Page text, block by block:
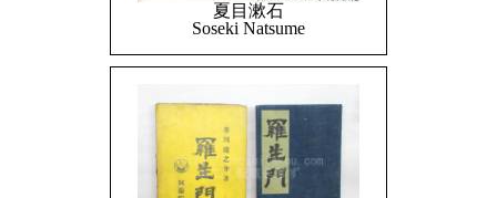
夏目漱石
Soseki Natsume